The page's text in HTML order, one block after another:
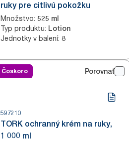
ruky pre citlivú pokožku
Množstvo: 525 ml
Typ produktu: Lotion
Jednotky v balení: 8
Čoskoro Porovnať
597210
TORK ochranný krém na ruky,
1 000 ml